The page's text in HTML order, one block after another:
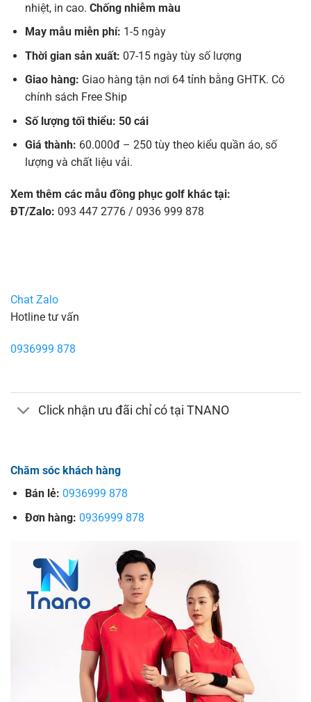
nhiệt, in cao. Chống nhiễm màu
May mẫu miễn phí: 1-5 ngày
Thời gian sản xuất: 07-15 ngày tùy số lượng
Giao hàng: Giao hàng tận nơi 64 tỉnh bằng GHTK. Có
chính sách Free Ship
Số lượng tối thiểu: 50 cái
Giá thành: 60.000đ – 250 tùy theo kiểu quần áo, số
lượng và chất liệu vải.
Xem thêm các mẫu đồng phục golf khác tại:
ĐT/Zalo: 093 447 2776 / 0936 999 878
Chat Zalo
Hotline tư vấn
0936999 878
Click nhận ưu đãi chỉ có tại TNANO
Chăm sóc khách hàng
Bán lẻ: 0936999 878
Đơn hàng: 0936999 878